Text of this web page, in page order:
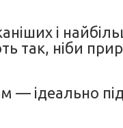
і
так, ніби
— ідеально